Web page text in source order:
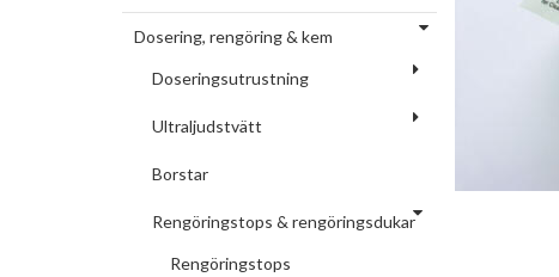
Dosering, rengöring & kem
Doseringsutrustning
Ultraljudstvätt
Borstar
Rengöringstops & rengöringsdukar
Rengöringstops